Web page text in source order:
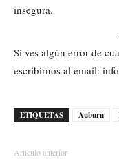
insegura.
Si ves algún error de
escribirnos al email:
ETIQUETAS Auburn
Artículo anterior